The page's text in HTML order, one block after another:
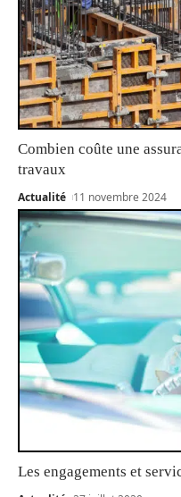
Combien coûte une
travaux
Actualité 11 novembre 2024
Les engagements et